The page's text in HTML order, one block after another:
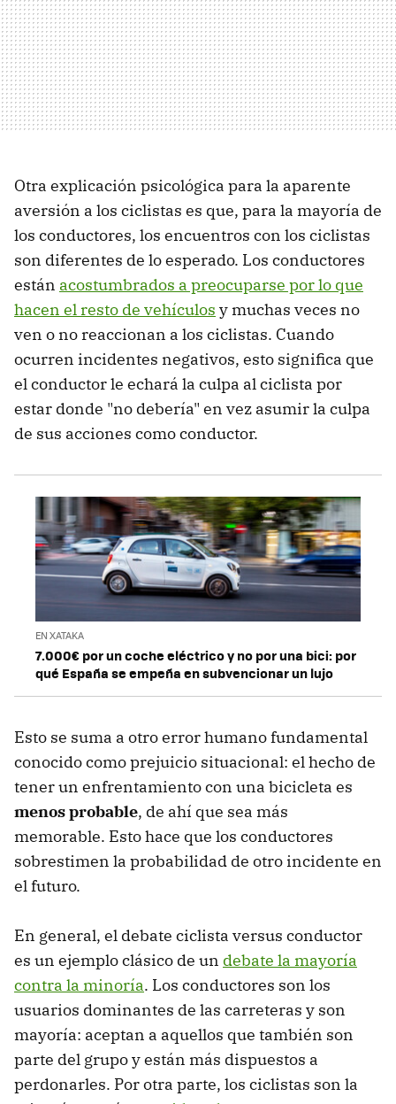
Otra explicación psicológica para la aparente
aversión a los ciclistas es que, para la mayoría de
los conductores, los encuentros con los ciclistas
son diferentes de lo esperado. Los conductores
están acostumbrados a preocuparse por lo que
hacen el resto de vehículos y muchas veces no
ven o no reaccionan a los ciclistas. Cuando
ocurren incidentes negativos, esto significa que
el conductor le echará la culpa al ciclista por
estar donde "no debería" en vez asumir la culpa
de sus acciones como conductor.
EN XATAKA
7.000€ por un coche eléctrico y no por una bici: por
qué España se empeña en subvencionar un lujo
Esto se suma a otro error humano fundamental
conocido como prejuicio situacional: el hecho de
tener un enfrentamiento con una bicicleta es
menos probable, de ahí que sea más
memorable. Esto hace que los conductores
sobrestimen la probabilidad de otro incidente en
el futuro.
En general, el debate ciclista versus conductor
es un ejemplo clásico de un debate la mayoría
contra la minoría. Los conductores son los
usuarios dominantes de las carreteras y son
mayoría: aceptan a aquellos que también son
parte del grupo y están más dispuestos a
perdonarles. Por otra parte, los ciclistas son la